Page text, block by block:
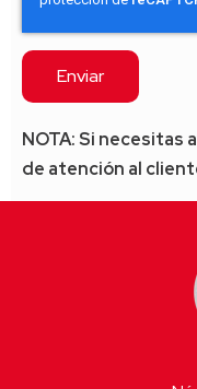
NOTA: Si necesitas
de atención al